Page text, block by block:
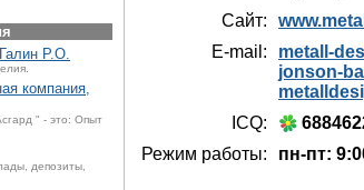
Р.О.
компания,
" - это: Опыт
депозиты,
Сайт:
E-mail:
metall-
jonson-
ICQ:
Режим работы:
пн-пт: